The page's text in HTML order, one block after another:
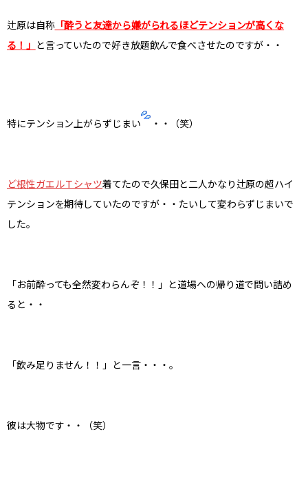
辻原は自称「酔うと友達から嫌がられるほどテンションが高くな
る！」 と言っていたので好き放題飲んで食べさせたのですが・・
特にテンション上がらずじまい ・・（笑）
ど根性ガエルＴシャツ着てたので久保田と二人かなり辻原の超ハイ
テンションを期待していたのですが・・たいして変わらずじまいで
した。
「お前酔っても全然変わらんぞ！！」と道場への帰り道で問い詰め
ると・・
「飲み足りません！！」と一言・・・。
彼は大物です・・（笑）